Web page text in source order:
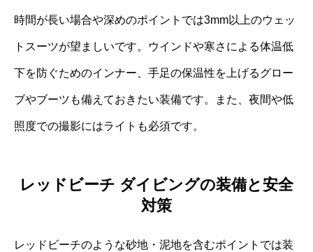
時間が長い場合や深めのポイントでは3mm以上のウェッ
トスーツが望ましいです。ウインドや寒さによる体温低
下を防ぐためのインナー、手足の保温性を上げるグロー
ブやブーツも備えておきたい装備です。また、夜間や低
照度での撮影にはライトも必須です。
レッドビーチ ダイビングの装備と安全
対策
レッドビーチのような砂地・泥地を含むポイントでは装